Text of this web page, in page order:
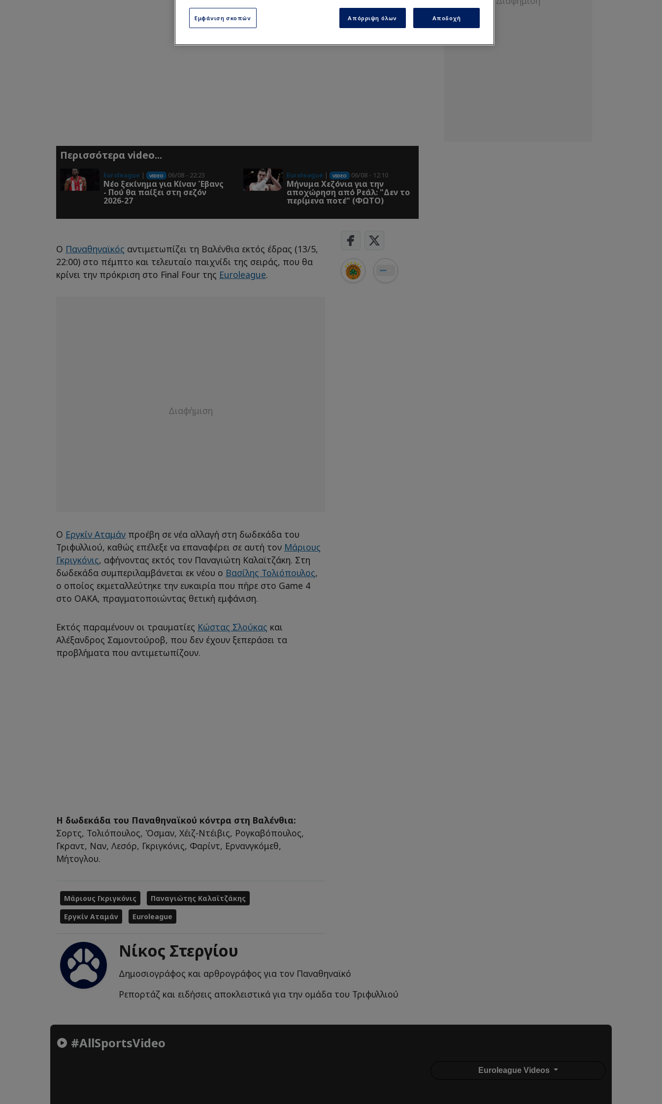
Περισσότερα video...
Euroleague | VIDEO 06/08 - 22:23
Νέο ξεκίνημα για Κίναν Έβανς
- Πού θα παίξει στη σεζόν
2026-27
Euroleague | VIDEO 06/08 - 12:10
Μήνυμα Χεζόνια για την
αποχώρηση από Ρεάλ: "Δεν το
περίμενα ποτέ" (ΦΩΤΟ)
Ο Παναθηναϊκός αντιμετωπίζει τη Βαλένθια εκτός έδρας (13/5,
22:00) στο πέμπτο και τελευταίο παιχνίδι της σειράς, που θα
κρίνει την πρόκριση στο Final Four της Euroleague.
Ο Εργκίν Αταμάν προέβη σε νέα αλλαγή στη δωδεκάδα του
Τριφυλλιού, καθώς επέλεξε να επαναφέρει σε αυτή τον Μάριους
Γκριγκόνις, αφήνοντας εκτός τον Παναγιώτη Καλαϊτζάκη. Στη
δωδεκάδα συμπεριλαμβάνεται εκ νέου ο Βασίλης Τολιόπουλος,
ο οποίος εκμεταλλεύτηκε την ευκαιρία που πήρε στο Game 4
στο ΟΑΚΑ, πραγματοποιώντας θετική εμφάνιση.
Εκτός παραμένουν οι τραυματίες Κώστας Σλούκας και
Αλέξανδρος Σαμοντούροβ, που δεν έχουν ξεπεράσει τα
προβλήματα που αντιμετωπίζουν.
Η δωδεκάδα του Παναθηναϊκού κόντρα στη Βαλένθια:
Σορτς, Τολιόπουλος, Όσμαν, Χέιζ-Ντέιβις, Ρογκαβόπουλος,
Γκραντ, Ναν, Λεσόρ, Γκριγκόνις, Φαρίντ, Ερνανγκόμεθ,
Μήτογλου.
Μάριους Γκριγκόνις
Παναγιώτης Καλαϊτζάκης
Εργκίν Αταμάν
Euroleague
Νίκος Στεργίου
Δημοσιογράφος και αρθρογράφος για τον Παναθηναϊκό
Ρεπορτάζ και ειδήσεις αποκλειστικά για την ομάδα του Τριφυλλιού
#AllSportsVideo
Euroleague Videos
Εμφάνιση σκοπών Απόρριψη όλων Αποδοχή